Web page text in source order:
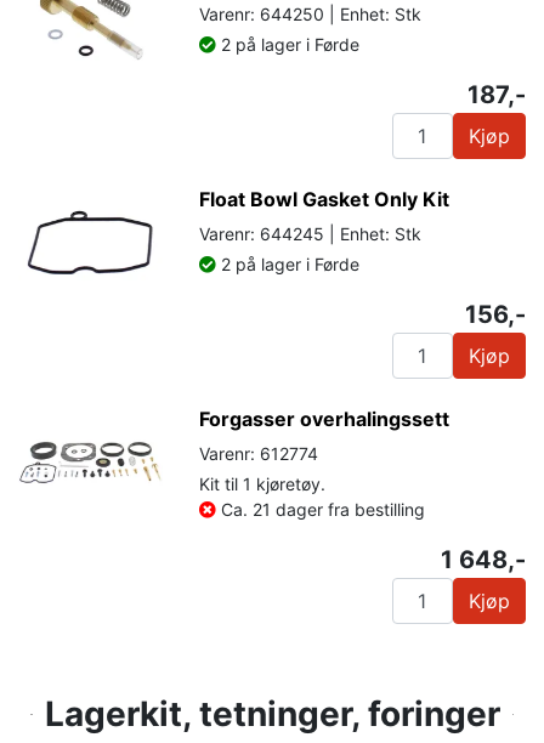
Varenr: 644250 | Enhet: Stk
2 på lager i Førde
187,-
Kjøp
Float Bowl Gasket Only Kit
Varenr: 644245 | Enhet: Stk
2 på lager i Førde
156,-
Kjøp
Forgasser overhalingssett
Varenr: 612774
Kit til 1 kjøretøy.
Ca. 21 dager fra bestilling
1 648,-
Kjøp
Lagerkit, tetninger, foringer